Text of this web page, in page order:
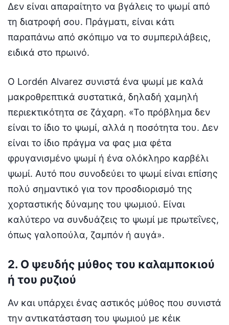
Δεν είναι απαραίτητο να βγάλεις το ψωμί από
τη διατροφή σου. Πράγματι, είναι κάτι
παραπάνω από σκόπιμο να το συμπεριλάβεις,
ειδικά στο πρωινό.
Ο Lordén Alvarez συνιστά ένα ψωμί με καλά
μακροθρεπτικά συστατικά, δηλαδή χαμηλή
περιεκτικότητα σε ζάχαρη. «Το πρόβλημα δεν
είναι το ίδιο το ψωμί, αλλά η ποσότητα του. Δεν
είναι το ίδιο πράγμα να φας μια φέτα
φρυγανισμένο ψωμί ή ένα ολόκληρο καρβέλι
ψωμί. Αυτό που συνοδεύει το ψωμί είναι επίσης
πολύ σημαντικό για τον προσδιορισμό της
χορταστικής δύναμης του ψωμιού. Είναι
καλύτερο να συνδυάζεις το ψωμί με πρωτεΐνες,
όπως γαλοπούλα, ζαμπόν ή αυγά».
2. Ο ψευδής μύθος του καλαμποκιού
ή του ρυζιού
Αν και υπάρχει ένας αστικός μύθος που συνιστά
την αντικατάσταση του ψωμιού με κέικ